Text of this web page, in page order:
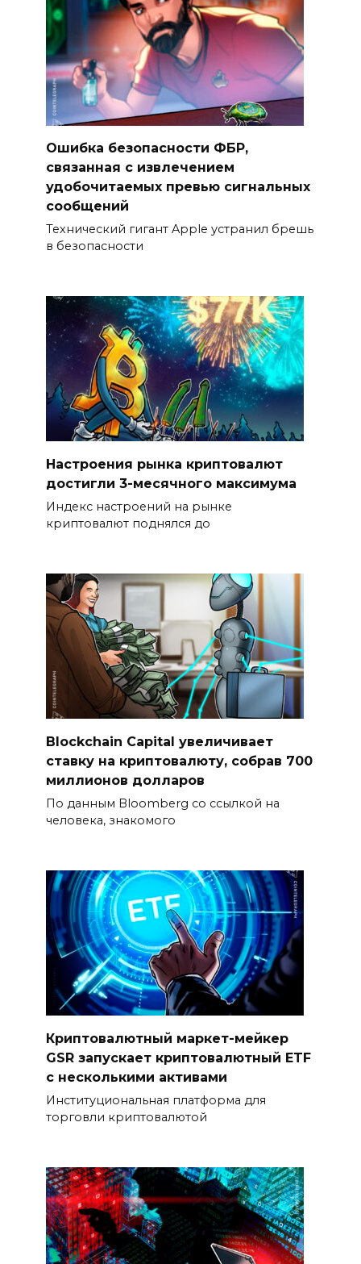
Ошибка безопасности ФБР,
связанная с извлечением
удобочитаемых превью сигнальных
сообщений
Технический гигант Apple устранил брешь
в безопасности
Настроения рынка криптовалют
достигли 3-месячного максимума
Индекс настроений на рынке
криптовалют поднялся до
Blockchain Capital увеличивает
ставку на криптовалюту, собрав 700
миллионов долларов
По данным Bloomberg со ссылкой на
человека, знакомого
Криптовалютный маркет-мейкер
GSR запускает криптовалютный ETF
с несколькими активами
Институциональная платформа для
торговли криптовалютой